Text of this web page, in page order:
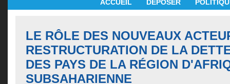
ACCUEIL DÉPOSER
LE RÔLE DES NOUVEAUX
RESTRUCTURATION DE LA
DES PAYS DE LA RÉGION
SUBSAHARIENNE